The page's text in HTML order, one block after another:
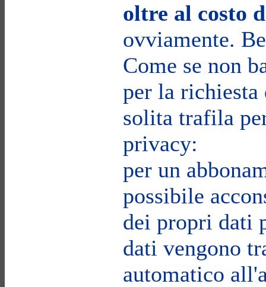
oltre al costo
ovviamente.
Come se non
per la richiesta
solita trafila
privacy:
per un
possibile
dei propri dati
dati vengono
automatico